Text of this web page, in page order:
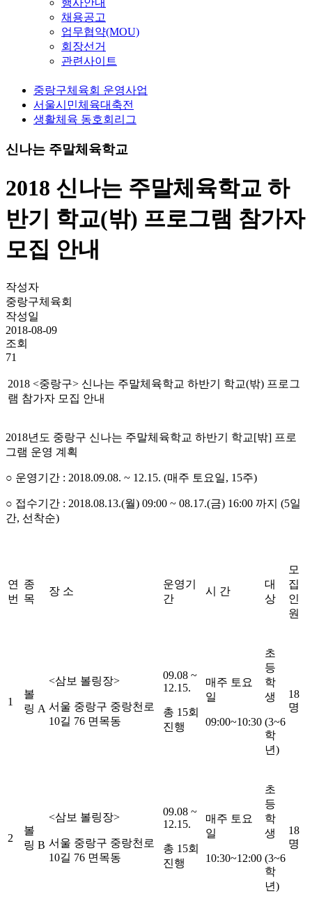
행사안내
채용공고
업무협약(MOU)
회장선거
관련사이트
중랑구체육회 운영사업
서울시민체육대축전
생활체육 동호회리그
신나는 주말체육학교
2018 신나는 주말체육학교 하
반기 학교(밖) 프로그램 참가자
모집 안내
작성자
중랑구체육회
작성일
2018-08-09
조회
71
2018 <중랑구> 신나는 주말체육학교 하반기 학교(밖) 프로그
램 참가자 모집 안내
2018년도 중랑구 신나는 주말체육학교 하반기 학교[밖] 프로
그램 운영 계획
○ 운영기간 : 2018.09.08. ~ 12.15. (매주 토요일, 15주)
○ 접수기간 : 2018.08.13.(월) 09:00 ~ 08.17.(금) 16:00 까지 (5일
간, 선착순)
연
번
종
목
장 소
운영기
간
시 간
대
상
모
집
인
원
1
볼
링 A
<삼보 볼링장>
서울 중랑구 중랑천로
10길 76 면목동
09.08 ~
12.15.
총 15회
진행
매주 토요
일
09:00~10:30
초
등
학
생
(3~6
학
년)
18
명
2
볼
링 B
<삼보 볼링장>
서울 중랑구 중랑천로
10길 76 면목동
09.08 ~
12.15.
총 15회
진행
매주 토요
일
10:30~12:00
초
등
학
생
(3~6
학
년)
18
명